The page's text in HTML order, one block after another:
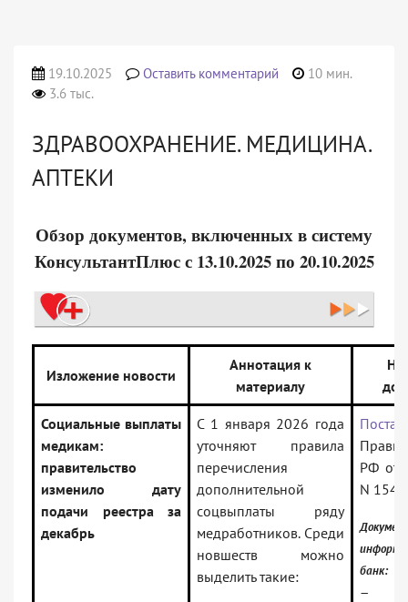
19.10.2025 Оставить комментарий
10 мин.
3.6 тыс.
ЗДРАВООХРАНЕНИЕ. МЕДИЦИНА.
АПТЕКИ
Обзор документов, включенных в систему
КонсультантПлюс с 13.10.2025 по 20.10.2025
Изложение новости
Аннотация к
материалу
Социальные выплаты
медикам:
правительство
изменило дату
подачи реестра за
декабрь
С 1 января 2026 года
уточняют правила
перечисления
дополнительной
соцвыплаты ряду
медработников. Среди
новшеств можно
выделить такие:
РФ от
N 1549
банк:
—